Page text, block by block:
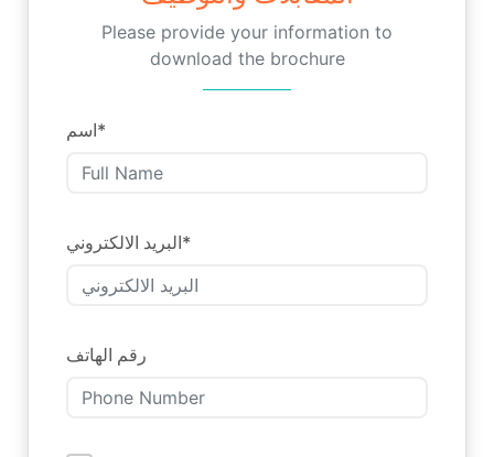
Please provide your information to
download the brochure
اسم*
البريد الالكتروني*
رقم الهاتف